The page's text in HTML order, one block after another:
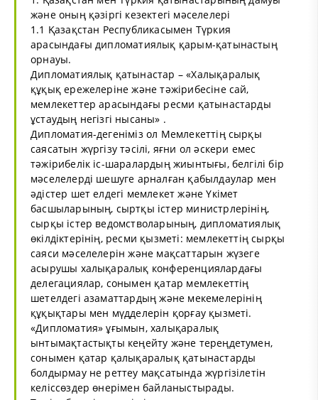
және оның қәзіргі кезектегі мәселелері
1.1 Қазақстан Республикасымен Түркия
арасындағы дипломатиялық қарым-қатынастың
орнауы.
Дипломатиялық қатынастар – «Халықаралық
құқық ережелеріне және тәжірибесіне сай,
мемлекеттер арасындағы ресми қатынастарды
ұстаудың негізгі нысаны» .
Дипломатия-дегеніміз ол Мемлекеттің сырқы
саясатын жүргізу тәсілі, яғни ол әскери емес
тәжірибелік іс-шаралардың жиынтығы, белгілі бір
мәселелерді шешуге арналған қабылдаулар мен
әдістер шет елдегі мемлекет және Үкімет
басшыларының, сыртқы істер министрлерінің,
сырқы істер ведомстволарының, дипломатиялық
өкілдіктерінің, ресми қызметі: мемлекеттің сырқы
саяси мәселелерін және мақсаттарын жүзеге
асырушы халықаралық конференциялардағы
делегациялар, сонымен қатар мемлекеттің
шетелдегі азаматтардың және мекемелерінің
құқықтары мен мүдделерін қорғау қызметі.
«Дипломатия» ұғымын, халықаралық
ынтымақтастықты кеңейту және тереңдетумен,
сонымен қатар қалықаралық қатынастарды
болдырмау не реттеу мақсатында жүргізілетін
келіссөздер өнерімен байланыстырады.